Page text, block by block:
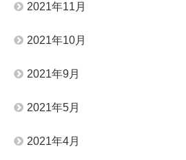
2021年11月
2021年10月
2021年9月
2021年5月
2021年4月